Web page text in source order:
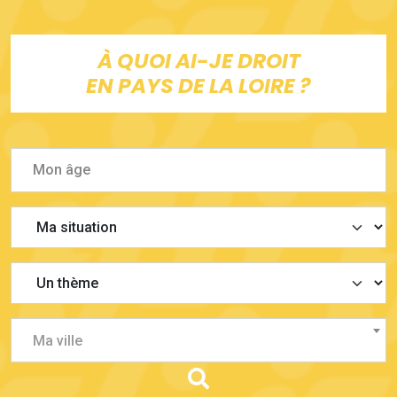
À QUOI AI-JE DROIT
EN PAYS DE LA LOIRE ?
Ma ville